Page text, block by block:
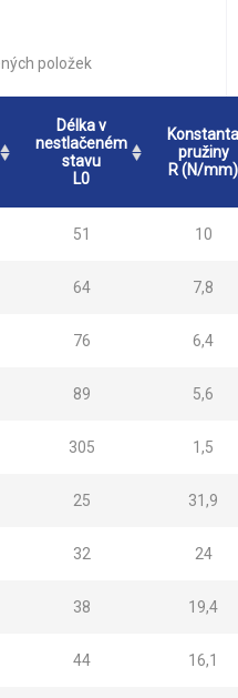
položek
Délka v
nestlačeném
stavu
L0
Konstanta
pružiny
R (N/mm)
51 10
64 7,8
76 6,4
89 5,6
305 1,5
25 31,9
32 24
38 19,4
44 16,1